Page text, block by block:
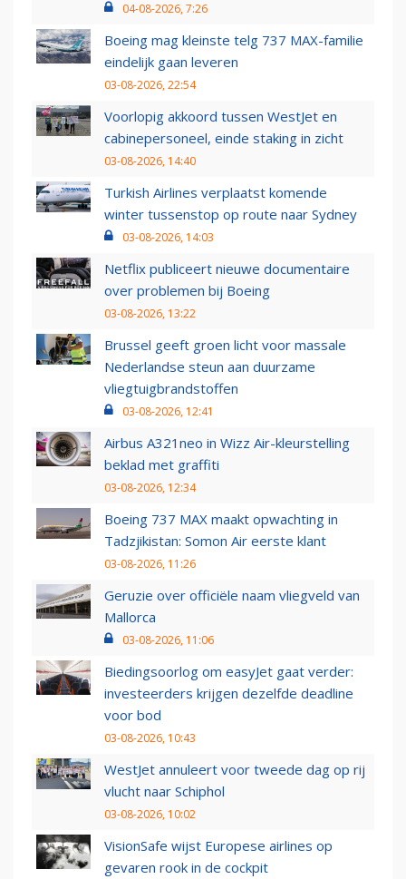
04-08-2026, 7:26
Boeing mag kleinste telg 737 MAX-familie
eindelijk gaan leveren
03-08-2026, 22:54
Voorlopig akkoord tussen WestJet en
cabinepersoneel, einde staking in zicht
03-08-2026, 14:40
Turkish Airlines verplaatst komende
winter tussenstop op route naar Sydney
03-08-2026, 14:03
Netflix publiceert nieuwe documentaire
over problemen bij Boeing
03-08-2026, 13:22
Brussel geeft groen licht voor massale
Nederlandse steun aan duurzame
vliegtuigbrandstoffen
03-08-2026, 12:41
Airbus A321neo in Wizz Air-kleurstelling
beklad met graffiti
03-08-2026, 12:34
Boeing 737 MAX maakt opwachting in
Tadzjikistan: Somon Air eerste klant
03-08-2026, 11:26
Geruzie over officiële naam vliegveld van
Mallorca
03-08-2026, 11:06
Biedingsoorlog om easyJet gaat verder:
investeerders krijgen dezelfde deadline
voor bod
03-08-2026, 10:43
WestJet annuleert voor tweede dag op rij
vlucht naar Schiphol
03-08-2026, 10:02
VisionSafe wijst Europese airlines op
gevaren rook in de cockpit